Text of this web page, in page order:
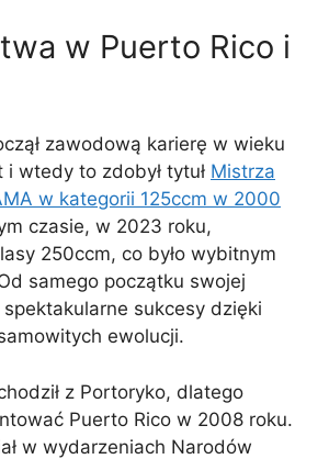
w Puerto Rico i
zawodową karierę w wieku
wtedy to zdobył tytuł Mistrza
w kategorii 125ccm w 2000
czasie, w 2023 roku,
250ccm, co było wybitnym
samego początku swojej
spektakularne sukcesy dzięki
ewolucji.
z Portoryko, dlatego
Puerto Rico w 2008 roku.
w wydarzeniach Narodów